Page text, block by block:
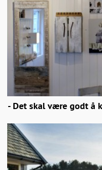
- Det skal være godt å